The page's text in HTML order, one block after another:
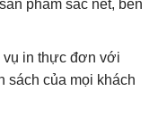
phẩm sắc nét, bền
vụ in thực đơn với
sách của mọi khách